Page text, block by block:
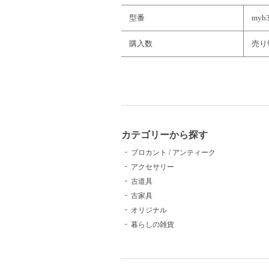
型番
購入数 売り
カテゴリーから探す
ブロカント / アンティーク
アクセサリー
古道具
古家具
オリジナル
暮らしの雑貨